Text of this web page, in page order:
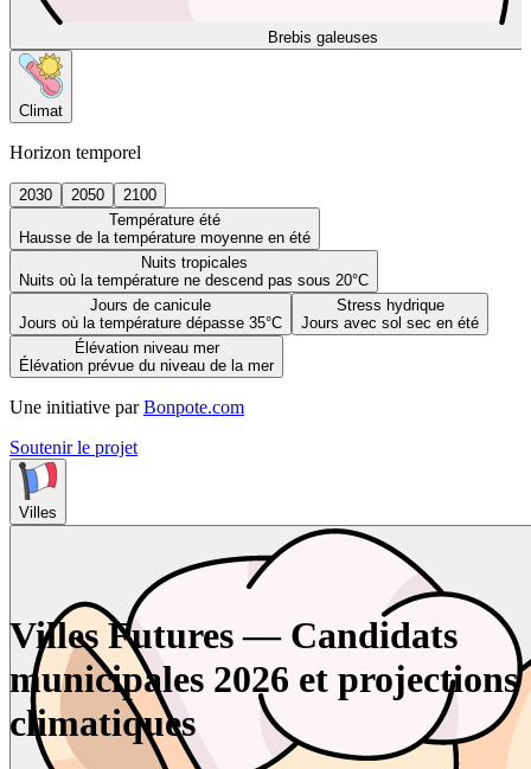
Brebis galeuses
Climat
Horizon temporel
2030 2050
2100
Température été
Hausse de la température moyenne en été
Nuits tropicales
Nuits où la température ne descend pas sous 20°C
Jours de canicule
Jours où la température dépasse 35°C
Stress hydrique
Jours avec sol sec en été
Élévation niveau mer
Élévation prévue du niveau de la mer
Une initiative par Bonpote.com
Soutenir le projet
Villes
Villes Futures — Candidats
municipales 2026 et projections
climatiques